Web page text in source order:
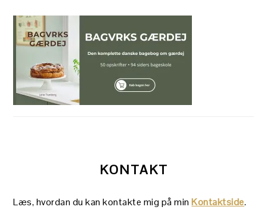
KONTAKT
Læs, hvordan du kan kontakte mig på minKontaktside.